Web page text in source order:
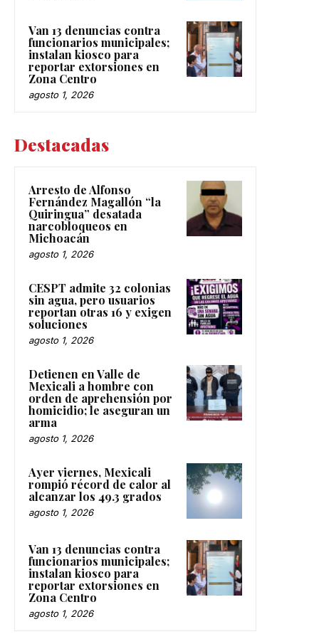
Van 13 denuncias contra
funcionarios municipales;
instalan kiosco para
reportar extorsiones en
Zona Centro
agosto 1, 2026
Destacadas
Arresto de Alfonso
Fernández Magallón “la
Quiringua” desatada
narcobloqueos en
Michoacán
agosto 1, 2026
CESPT admite 32 colonias
sin agua, pero usuarios
reportan otras 16 y exigen
soluciones
agosto 1, 2026
Detienen en Valle de
Mexicali a hombre con
orden de aprehensión por
homicidio; le aseguran un
arma
agosto 1, 2026
Ayer viernes, Mexicali
rompió récord de calor al
alcanzar los 49.3 grados
agosto 1, 2026
Van 13 denuncias contra
funcionarios municipales;
instalan kiosco para
reportar extorsiones en
Zona Centro
agosto 1, 2026